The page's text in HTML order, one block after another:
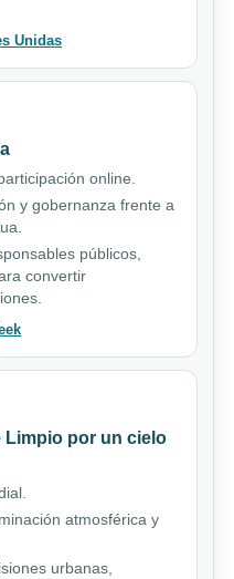
Unidas
online.
y gobernanza frente a
públicos,
convertir
Limpio por un cielo
atmosférica y
urbanas,